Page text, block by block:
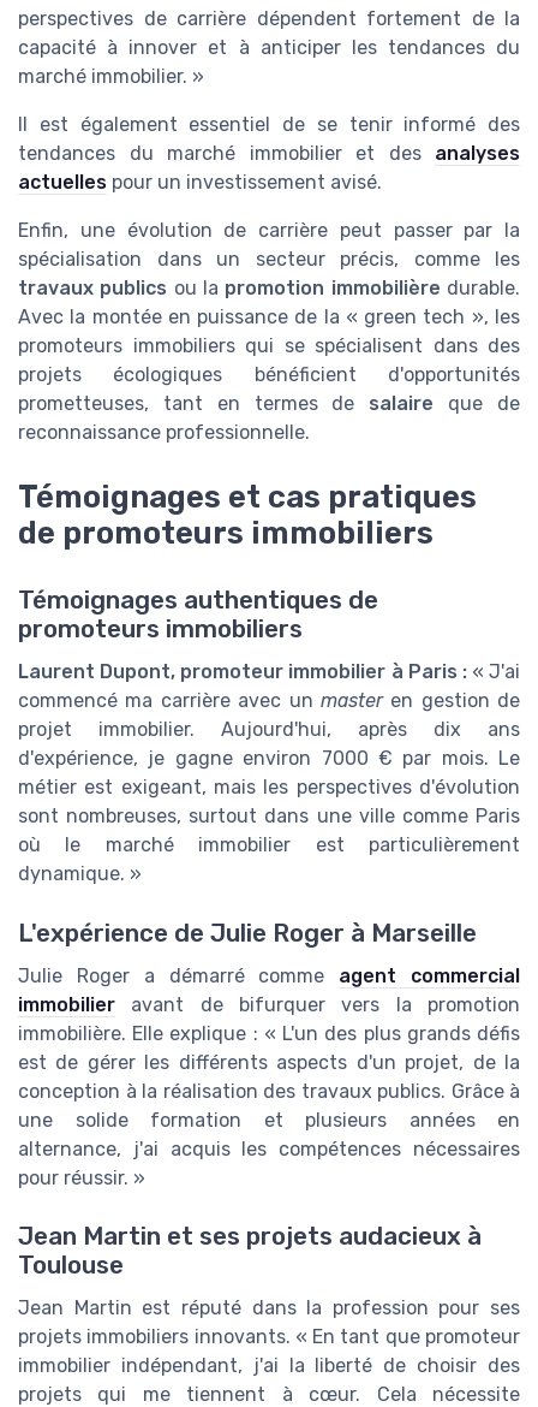
perspectives de carrière dépendent fortement de la
capacité à innover et à anticiper les tendances du
marché immobilier. »
Il est également essentiel de se tenir informé des
tendances du marché immobilier et des analyses
actuelles pour un investissement avisé.
Enfin, une évolution de carrière peut passer par la
spécialisation dans un secteur précis, comme les
travaux publics ou la promotion immobilière durable.
Avec la montée en puissance de la « green tech », les
promoteurs immobiliers qui se spécialisent dans des
projets écologiques bénéficient d'opportunités
prometteuses, tant en termes de salaire que de
reconnaissance professionnelle.
Témoignages et cas pratiques
de promoteurs immobiliers
Témoignages authentiques de
promoteurs immobiliers
Laurent Dupont, promoteur immobilier à Paris :« J'ai
commencé ma carrière avec un masteren gestion de
projet immobilier. Aujourd'hui, après dix ans
d'expérience, je gagne environ 7000 € par mois. Le
métier est exigeant, mais les perspectives d'évolution
sont nombreuses, surtout dans une ville comme Paris
où le marché immobilier est particulièrement
dynamique. »
L'expérience de Julie Roger à Marseille
Julie Roger a démarré comme agent commercial
immobilier avant de bifurquer vers la promotion
immobilière. Elle explique : « L'un des plus grands défis
est de gérer les différents aspects d'un projet, de la
conception à la réalisation des travaux publics. Grâce à
une solide formation et plusieurs années en
alternance, j'ai acquis les compétences nécessaires
pour réussir. »
Jean Martin et ses projets audacieux à
Toulouse
Jean Martin est réputé dans la profession pour ses
projets immobiliers innovants. « En tant que promoteur
immobilier indépendant, j'ai la liberté de choisir des
projets qui me tiennent à cœur. Cela nécessite